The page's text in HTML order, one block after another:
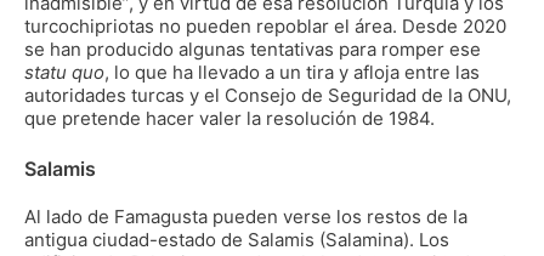
turcochipriotas no pueden repoblar el área. Desde 2020
se han producido algunas tentativas para romper ese
statu quo, lo que ha llevado a un tira y afloja entre las
autoridades turcas y el Consejo de Seguridad de la ONU,
que pretende hacer valer la resolución de 1984.
Salamis
Al lado de Famagusta pueden verse los restos de la
antigua ciudad-estado de Salamis (Salamina). Los